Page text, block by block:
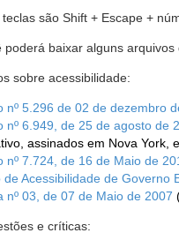
são Shift + Escape +
poderá baixar alguns
sobre acessibilidade:
nº 5.296 de 02 de dezembro
nº 6.949, de 25 de agosto de
assinados em Nova York,
nº 7.724, de 16 de Maio de
de Acessibilidade de Governo
nº 03, de 07 de Maio de 2007
e críticas: